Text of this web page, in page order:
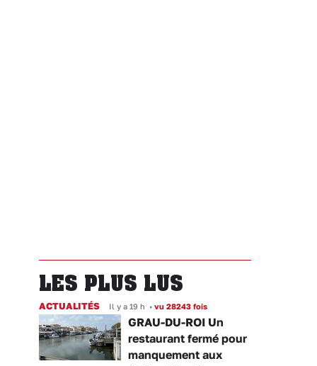
LES PLUS LUS
ACTUALITÉS Il y a 19 h • vu 28243 fois
GRAU-DU-ROI Un
restaurant fermé pour
manquement aux